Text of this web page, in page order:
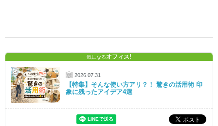
気になるオフィス!
2026.07.31
【特集】そんな使い方アリ？！ 驚きの活用術 印
象に残ったアイデア4選